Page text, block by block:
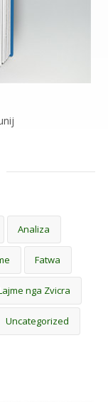
Analiza
Fatwa
nga Zvicra
Uncategorized